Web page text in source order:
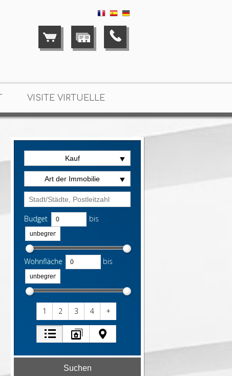
VISITE VIRTUELLE
Kauf
Art der Immobilie
Budget bis
Wohnfläche bis
1 2 3 4 +